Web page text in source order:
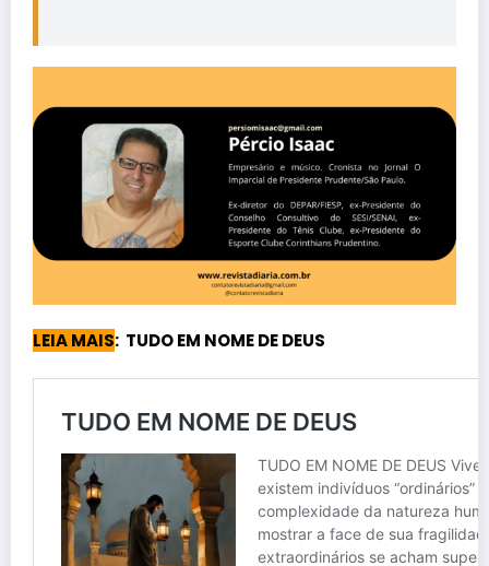
LEIA MAIS: TUDO EM NOME DE DEUS